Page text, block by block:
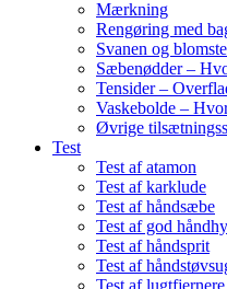
Mærkning
Rengøring med
Svanen og
Sæbenødder –
Tensider –
Vaskebolde –
Øvrige
Test
Test af atamon
Test af karklude
Test af håndsæbe
Test af god
Test af håndsprit
Test af
Test af